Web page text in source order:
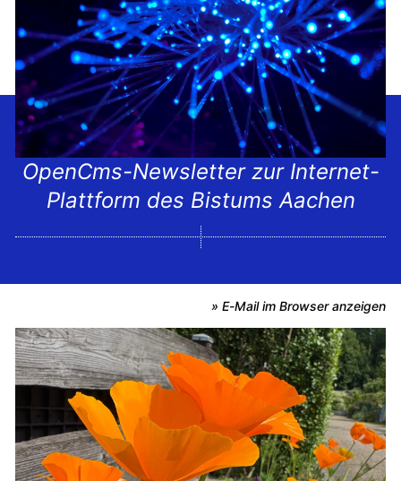
OpenCms-Newsletter zur Internet-
Plattform des Bistums Aachen
» E-Mail im Browser anzeigen